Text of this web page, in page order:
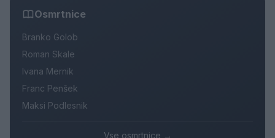
Osmrtnice
Branko Golob
Roman Skale
Ivana Mernik
Franc Penšek
Maksi Podlesnik
Vse osmrtnice →